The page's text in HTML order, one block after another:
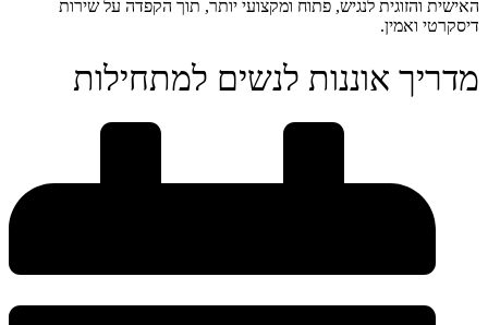
האישית והזוגית לנגיש, פתוח ומקצועי יותר, תוך הקפדה על שירות
דיסקרטי ואמין.
מדריך‌ ‌אוננות‌ ‌לנשים‌ ‌למתחילות‌ ‌